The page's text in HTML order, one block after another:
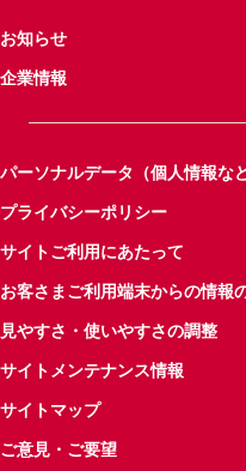
お知らせ
企業情報
パーソナルデータ（個人情報な
プライバシーポリシー
サイトご利用にあたって
お客さまご利用端末からの情報
見やすさ・使いやすさの調整
サイトメンテナンス情報
サイトマップ
ご意見・ご要望